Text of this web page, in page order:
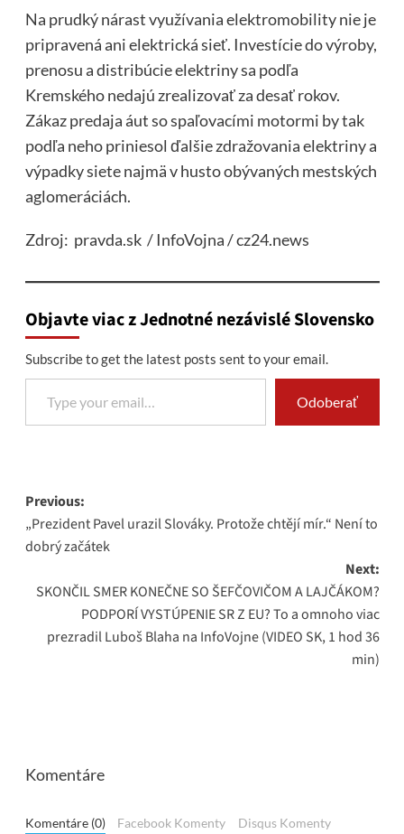
Na prudký nárast využívania elektromobility nie je
pripravená ani elektrická sieť. Investície do výroby,
prenosu a distribúcie elektriny sa podľa
Kremského nedajú zrealizovať za desať rokov.
Zákaz predaja áut so spaľovacími motormi by tak
podľa neho priniesol ďalšie zdražovania elektriny a
výpadky siete najmä v husto obývaných mestských
aglomeráciách.
Zdroj: pravda.sk / InfoVojna / cz24.news
Objavte viac z Jednotné nezávislé Slovensko
Subscribe to get the latest posts sent to your email.
Type your email…
Odoberať
Post
navigation
Previous:
„Prezident Pavel urazil Slováky. Protože chtějí mír.“ Není to
dobrý začátek
Next:
SKONČIL SMER KONEČNE SO ŠEFČOVIČOM A LAJČÁKOM?
PODPORÍ VYSTÚPENIE SR Z EU? To a omnoho viac
prezradil Luboš Blaha na InfoVojne (VIDEO SK, 1 hod 36
min)
Komentáre
Komentáre (0) Facebook Komenty Disqus Komenty